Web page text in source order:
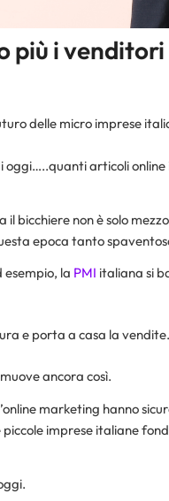
più i
delle micro imprese
articoli online
il bicchiere non è solo
epoca tanto
esempio, la PMI italiana si
e porta a casa la vendite.
ancora così.
marketing hanno
imprese italiane